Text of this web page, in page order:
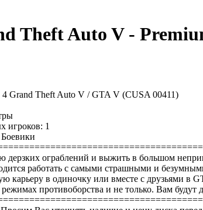
Theft Auto V -
4 Grand Theft Auto V / GTA V (CUSA 00411)
игроков: 1
дерзких ограблений и выжить в большом
работать с самыми страшными и
карьеру в одиночку или вместе с друзьями в
режимах противоборства и не только. Вам